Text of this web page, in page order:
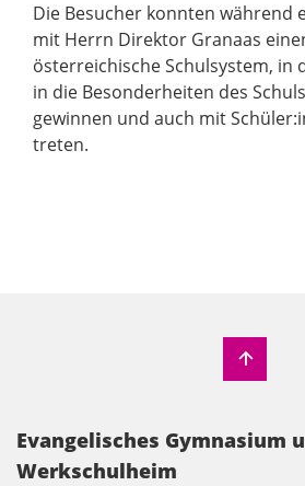
Die Besucher konnten während
mit Herrn Direktor Granaas
österreichische Schulsystem, in
in die Besonderheiten des
gewinnen und auch mit
treten.
Evangelisches Gymnasium
Werkschulheim